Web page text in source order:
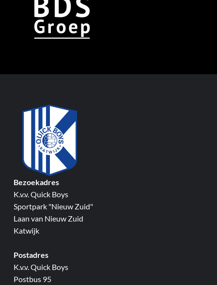
Bezoekadres
K.v.v. Quick Boys
Sportpark "Nieuw Zuid"
Laan van Nieuw Zuid
Katwijk
Postadres
K.v.v. Quick Boys
Postbus 95